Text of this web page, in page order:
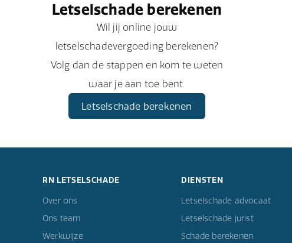
Letselschade berekenen
Wil jij online jouw
letselschadevergoeding berekenen?
Volg dan de stappen en kom te weten
waar je aan toe bent.
Letselschade berekenen
RN LETSELSCHADE
Over ons
Ons team
Werkwijze
DIENSTEN
Letselschade advocaat
Letselschade jurist
Schade berekenen